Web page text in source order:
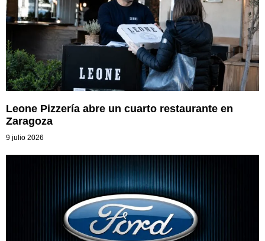
Leone Pizzería abre un cuarto restaurante en
Zaragoza
9 julio 2026